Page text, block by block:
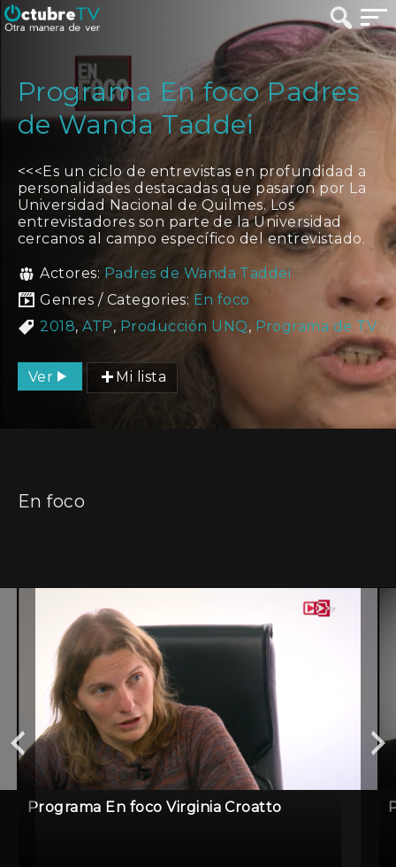
Programa En foco Padres
de Wanda Taddei
<<<Es un ciclo de entrevistas en profundidad a
personalidades destacadas que pasaron por La
Universidad Nacional de Quilmes. Los
entrevistadores son parte de la Universidad
cercanos al campo específico del entrevistado.
Actores: Padres de Wanda Taddei
Genres / Categories: En foco
2018,ATP, Producción UNQ, Programa de TV
Ver Mi lista
En foco
Programa En foco Virginia Croatto